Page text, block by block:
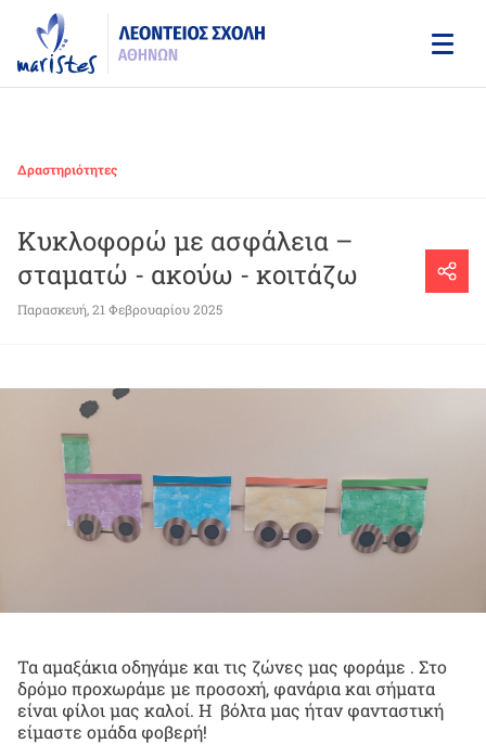
main
content
Δραστηριότητες
Κυκλοφορώ με ασφάλεια –
σταματώ - ακούω - κοιτάζω
Παρασκευή, 21 Φεβρουαρίου 2025
Τα αμαξάκια οδηγάμε και τις ζώνες μας φοράμε . Στο
δρόμο προχωράμε με προσοχή, φανάρια και σήματα
είναι φίλοι μας καλοί. Η βόλτα μας ήταν φανταστική
είμαστε ομάδα φοβερή!